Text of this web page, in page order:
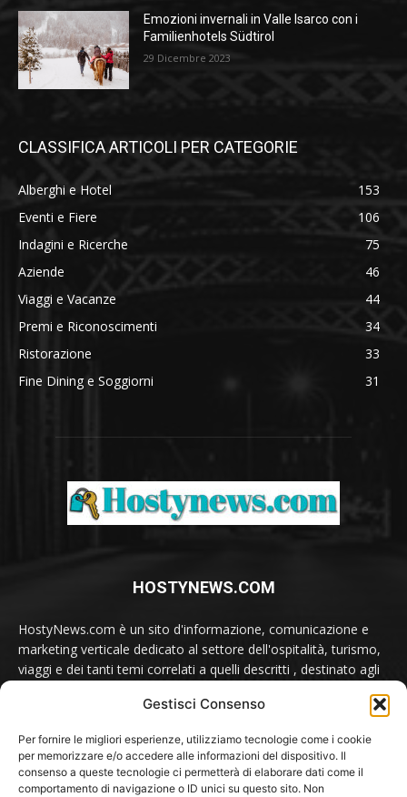
Gestisci Consenso
Per fornire le migliori esperienze, utilizziamo tecnologie come i cookie
per memorizzare e/o accedere alle informazioni del dispositivo. Il
consenso a queste tecnologie ci permetterà di elaborare dati come il
comportamento di navigazione o ID unici su questo sito. Non
Emozioni invernali in Valle Isarco con i
Familienhotels Südtirol
29 Dicembre 2023
CLASSIFICA ARTICOLI PER CATEGORIE
Alberghi e Hotel
153
Eventi e Fiere
106
Indagini e Ricerche
75
Aziende
46
Viaggi e Vacanze
44
Premi e Riconoscimenti
34
Ristorazione
33
Fine Dining e Soggiorni
31
HOSTYNEWS.COM
HostyNews.com è un sito d'informazione, comunicazione e
marketing verticale dedicato al settore dell'ospitalità, turismo,
viaggi e dei tanti temi correlati a quelli descritti , destinato agli